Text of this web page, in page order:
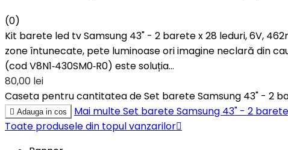
(0)
Kit barete led tv Samsung 43" - 2 barete x 28 leduri, 6V,
zone întunecate, pete luminoase ori imagine neclară din
(cod V8N1‑430SM0‑R0) este soluția...
80,00 lei
Caseta pentru cantitatea de Set barete Samsung 43" - 2
 Adauga in cos Mai multeSet barete Samsung 43" - 2
Toate produsele din topul vanzarilor